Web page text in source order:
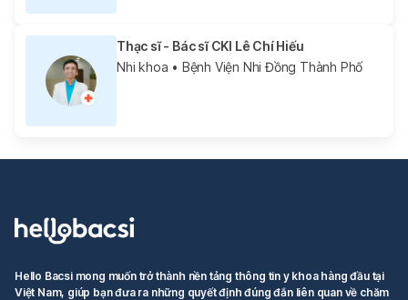
Thạc sĩ - Bác sĩ CKI Lê Chí Hiếu
Nhi khoa • Bệnh Viện Nhi Đồng Thành Phố
Hello Bacsi mong muốn trở thành nền tảng thông tin y khoa hàng đầu tại
Việt Nam, giúp bạn đưa ra những quyết định đúng đắn liên quan về chăm